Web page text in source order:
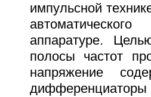
импульсной
аппаратуре.
полосы частот
напряжение